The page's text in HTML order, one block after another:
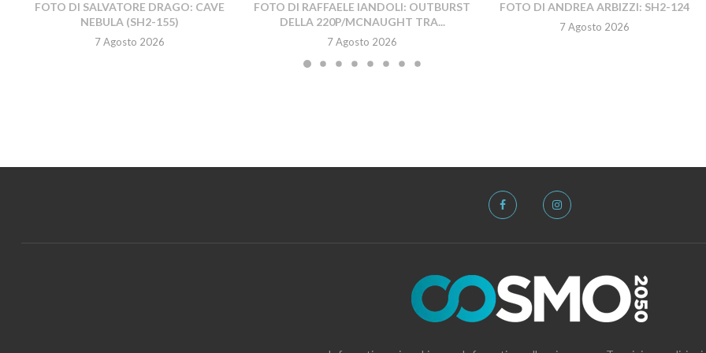
FOTO DI SALVATORE DRAGO: CAVE
NEBULA (SH2-155)
7 Agosto 2026
FOTO DI RAFFAELE IANDOLI: OUTBURST
DELLA 220P/MCNAUGHT TRA...
7 Agosto 2026
FOTO DI ANDREA ARBIZZI: SH2-124
7 Agosto 2026